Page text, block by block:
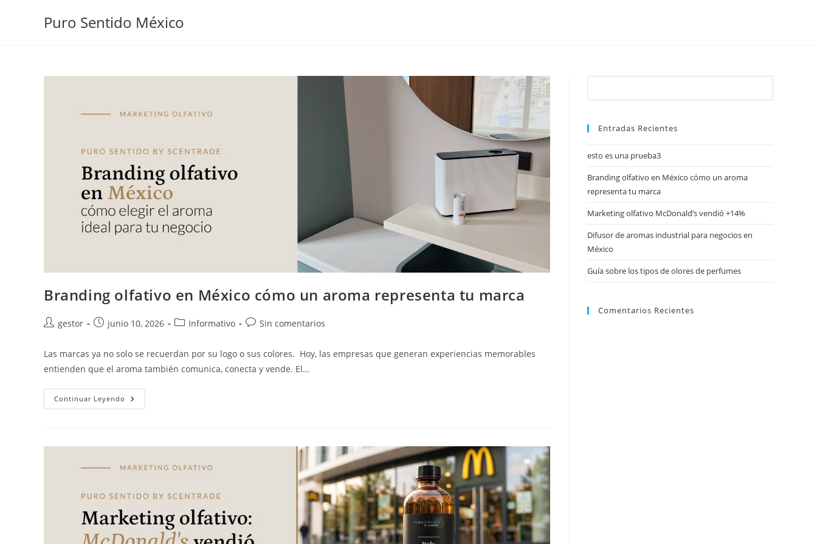
Puro Sentido México
Branding olfativo en México cómo un aroma representa tu marca
gestor junio 10, 2026 Informativo Sin comentarios
Las marcas ya no solo se recuerdan por su logo o sus colores. Hoy, las empresas que generan experiencias memorables
entienden que el aroma también comunica, conecta y vende. El…
Continuar Leyendo
Entradas Recientes
esto es una prueba3
Branding olfativo en México cómo un aroma
representa tu marca
Marketing olfativo McDonald’s vendió +14%
Difusor de aromas industrial para negocios en
México
Guía sobre los tipos de olores de perfumes
Comentarios Recientes